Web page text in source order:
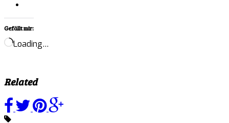
Gefällt mir:
Loading…
Related